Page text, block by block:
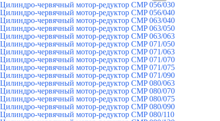
Цилиндро-червячный мотор-редуктор CMP 056/030
Цилиндро-червячный мотор-редуктор CMP 056/040
Цилиндро-червячный мотор-редуктор CMP 063/040
Цилиндро-червячный мотор-редуктор CMP 063/050
Цилиндро-червячный мотор-редуктор CMP 063/063
Цилиндро-червячный мотор-редуктор CMP 071/050
Цилиндро-червячный мотор-редуктор CMP 071/063
Цилиндро-червячный мотор-редуктор CMP 071/070
Цилиндро-червячный мотор-редуктор CMP 071/075
Цилиндро-червячный мотор-редуктор CMP 071/090
Цилиндро-червячный мотор-редуктор CMP 080/063
Цилиндро-червячный мотор-редуктор CMP 080/070
Цилиндро-червячный мотор-редуктор CMP 080/075
Цилиндро-червячный мотор-редуктор CMP 080/090
Цилиндро-червячный мотор-редуктор CMP 080/110